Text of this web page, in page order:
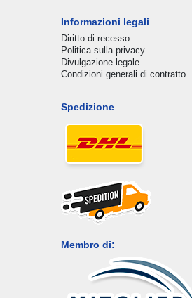
Informazioni legali
Diritto di recesso
Politica sulla privacy
Divulgazione legale
Condizioni generali di contratto
Spedizione
Membro di: